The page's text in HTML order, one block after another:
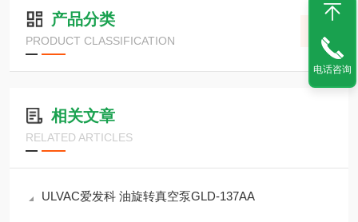
产品分类
PRODUCT CLASSIFICATION
相关文章
RELATED ARTICLES
ULVAC爱发科 油旋转真空泵GLD-137AA
电话咨询